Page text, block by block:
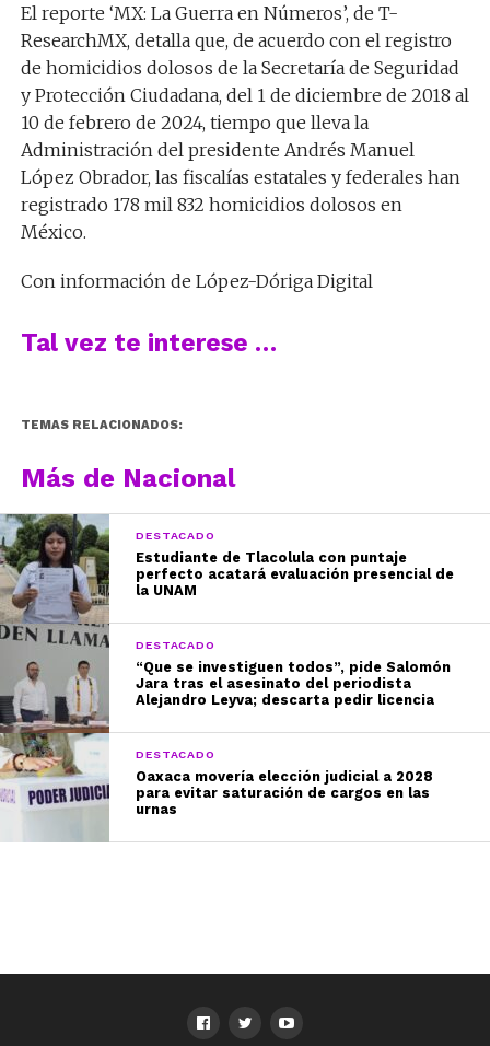
El reporte ‘MX: La Guerra en Números’, de T-
ResearchMX, detalla que, de acuerdo con el registro
de homicidios dolosos de la Secretaría de Seguridad
y Protección Ciudadana, del 1 de diciembre de 2018 al
10 de febrero de 2024, tiempo que lleva la
Administración del presidente Andrés Manuel
López Obrador, las fiscalías estatales y federales han
registrado 178 mil 832 homicidios dolosos en
México.
Con información de López-Dóriga Digital
Tal vez te interese …
TEMAS RELACIONADOS:
Más de Nacional
DESTACADO
Estudiante de Tlacolula con puntaje
perfecto acatará evaluación presencial de
la UNAM
DESTACADO
“Que se investiguen todos”, pide Salomón
Jara tras el asesinato del periodista
Alejandro Leyva; descarta pedir licencia
DESTACADO
Oaxaca movería elección judicial a 2028
para evitar saturación de cargos en las
urnas